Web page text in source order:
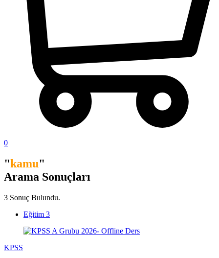
0
"kamu"
Arama Sonuçları
3 Sonuç Bulundu.
Eğitim 3
KPSS